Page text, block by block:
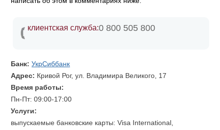
клиентская служба:0 800 505 800
Банк:УкрСиббанк
Адрес: Кривой Рог, ул. Владимира Великого, 17
Время работы:
Пн-Пт: 09:00-17:00
Услуги:
выпускаемые банковские карты: Visa International,